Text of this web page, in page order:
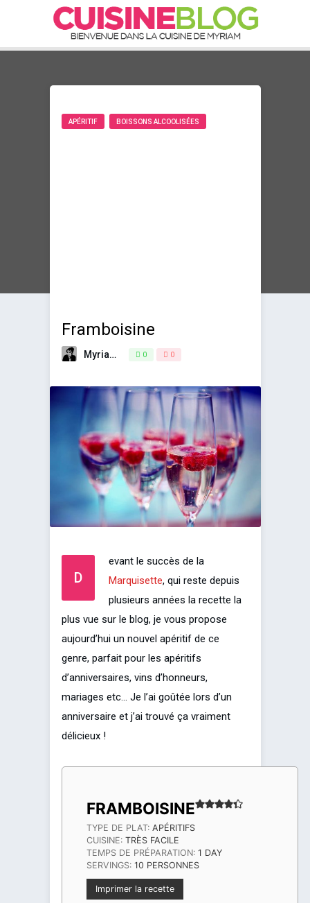
APÉRITIF BOISSONS ALCOOLISÉES
Framboisine
Myriam 8 octobre 2017
0 0
D
evant le succès de la
Marquisette, qui reste depuis
plusieurs années la recette la
plus vue sur le blog, je vous propose
aujourd’hui un nouvel apéritif de ce
genre, parfait pour les apéritifs
d’anniversaires, vins d’honneurs,
mariages etc… Je l’ai goûtée lors d’un
anniversaire et j’ai trouvé ça vraiment
délicieux !
FRAMBOISINE
TYPE DE PLAT: APÉRITIFS
CUISINE: TRÈS FACILE
TEMPS DE PRÉPARATION: 1 DAY
DAY
SERVINGS: 10 PERSONNES
Imprimer la recette